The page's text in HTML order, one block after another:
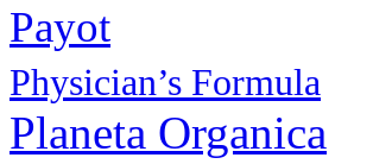
Payot
Physiсian’s Formula
Planeta Organica